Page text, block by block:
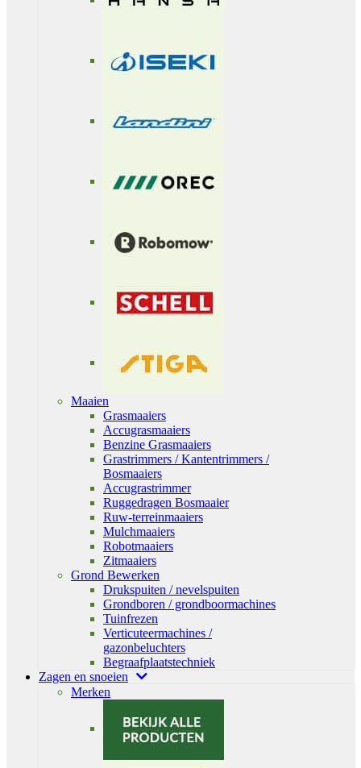
Maaien
Grasmaaiers
Accugrasmaaiers
Benzine Grasmaaiers
Grastrimmers / Kantentrimmers /
Bosmaaiers
Accugrastrimmer
Ruggedragen Bosmaaier
Ruw-terreinmaaiers
Mulchmaaiers
Robotmaaiers
Zitmaaiers
Grond Bewerken
Drukspuiten / nevelspuiten
Grondboren / grondboormachines
Tuinfrezen
Verticuteermachines /
gazonbeluchters
Begraafplaatstechniek
Zagen en snoeien
Merken